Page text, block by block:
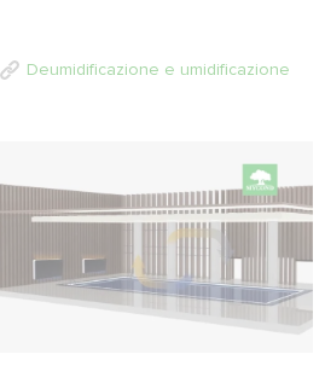
Deumidificazione e umidificazione